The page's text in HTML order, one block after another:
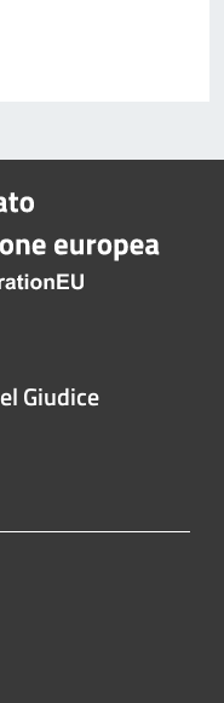
Giudice